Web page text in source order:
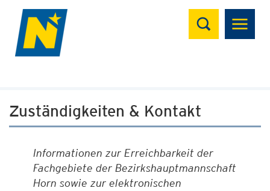
Suchen
Zuständigkeiten & Kontakt
Informationen zur Erreichbarkeit der
Fachgebiete der Bezirkshauptmannschaft
Horn sowie zur elektronischen